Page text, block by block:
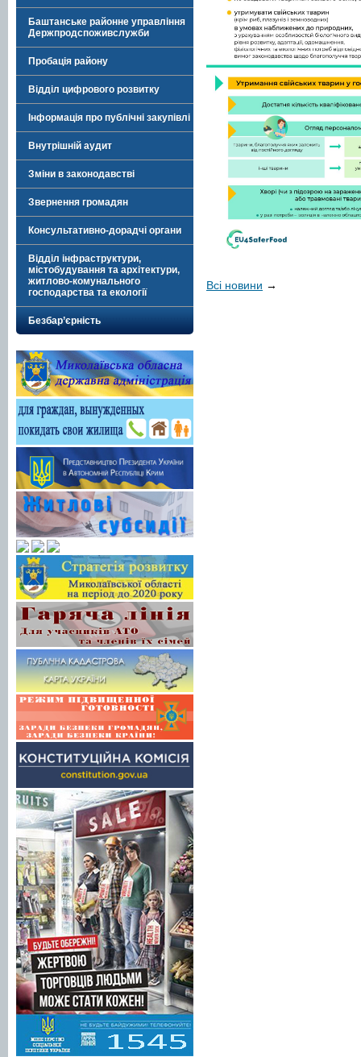
Баштанське районне управління
Держпродспоживслужби
Пробація району
Відділ цифрового розвитку
Інформація про публічні закупівлі
Внутрішній аудит
Зміни в законодавстві
Звернення громадян
Консультативно-дорадчі органи
Відділ інфраструктури,
містобудування та архітектури,
житлово-комунального
господарства та екології
Безбар’єрність
Всі новини →